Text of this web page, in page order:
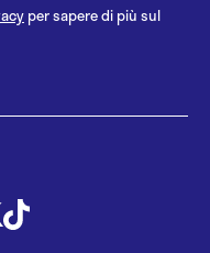
per sapere di più sul